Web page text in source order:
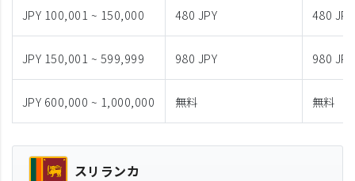
JPY 100,001 ~ 150,000 480 JPY 480 JPY
JPY 150,001 ~ 599,999 980 JPY 980 JPY
JPY 600,000 ~ 1,000,000 無料 無料
スリランカ